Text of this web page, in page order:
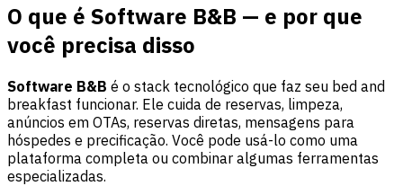
O que é Software B&B — e por que
você precisa disso
Software B&B é o stack tecnológico que faz seu bed and
breakfast funcionar. Ele cuida de reservas, limpeza,
anúncios em OTAs, reservas diretas, mensagens para
hóspedes e precificação. Você pode usá-lo como uma
plataforma completa ou combinar algumas ferramentas
especializadas.